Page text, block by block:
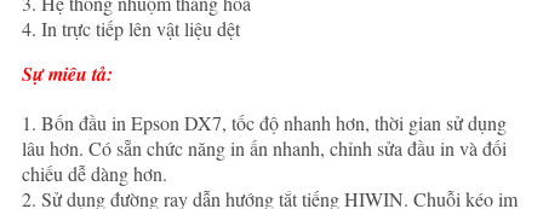
4. In trực tiếp lên vật liệu dệt
Sự miêu tả:
1. Bốn đầu in Epson DX7, tốc độ nhanh hơn, thời gian sử dụng
lâu hơn. Có sẵn chức năng in ấn nhanh, chỉnh sửa đầu in và đối
chiếu dễ dàng hơn.
2. Sử dụng đường ray dẫn hướng tắt tiếng HIWIN. Chuỗi kéo im